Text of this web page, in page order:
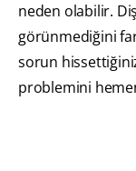
neden olabilir.
görünmediğini
sorun
problemini